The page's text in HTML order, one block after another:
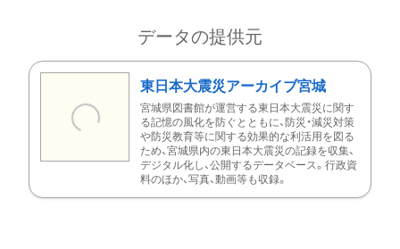
データの提供元
東日本大震災アーカイブ宮城
宮城県図書館が運営する東日本大震災に関す
る記憶の風化を防ぐとともに、防災・減災対策
や防災教育等に関する効果的な利活用を図る
ため、宮城県内の東日本大震災の記録を収集、
デジタル化し、公開するデータベース。行政資
料のほか、写真、動画等も収録。